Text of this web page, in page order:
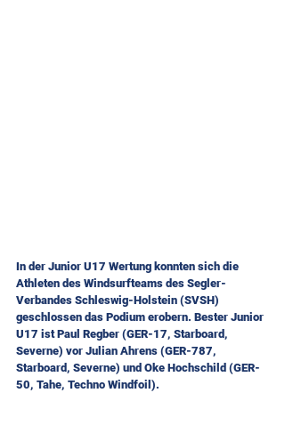
In der Junior U17 Wertung konnten sich die
Athleten des Windsurfteams des Segler-
Verbandes Schleswig-Holstein (SVSH)
geschlossen das Podium erobern. Bester Junior
U17 ist Paul Regber (GER-17, Starboard,
Severne) vor Julian Ahrens (GER-787,
Starboard, Severne) und Oke Hochschild (GER-
50, Tahe, Techno Windfoil).